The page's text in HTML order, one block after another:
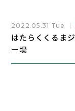
2022.05.31 Tue
はたらくくるま
ー場